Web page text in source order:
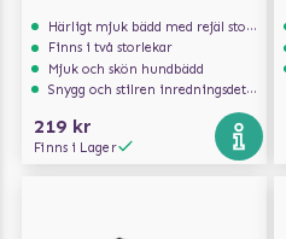
Härligt mjuk bädd med rejäl stoppning som håller formen
Finns i två storlekar
Mjuk och skön hundbädd
Snygg och stilren inredningsdetalj
219 kr
Finns i Lager